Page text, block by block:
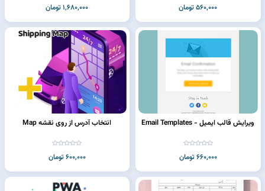
560,000 تومان 1,680,000 تومان
ویرایش قالب ایمیل - Email Templates
660,000 تومان
انتخاب آدرس از روی نقشه Map
600,000 تومان